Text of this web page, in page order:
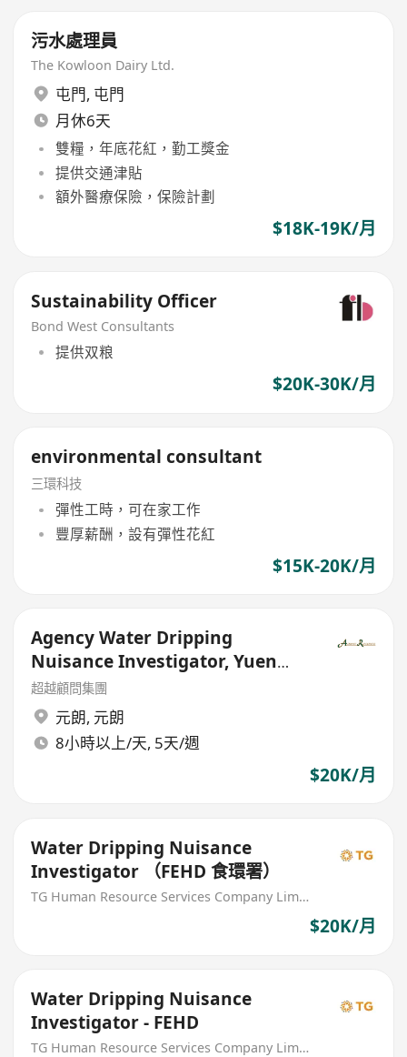
污水處理員
The Kowloon Dairy Ltd.
屯門, 屯門
月休6天
雙糧，年底花紅，勤工獎金
提供交通津貼
額外醫療保險，保險計劃
$18K-19K/月
Sustainability Officer
Bond West Consultants
提供双粮
$20K-30K/月
environmental consultant
三環科技
彈性工時，可在家工作
豐厚薪酬，設有彈性花紅
$15K-20K/月
Agency Water Dripping
Nuisance Investigator, Yuen
Long - Government Outsourced
超越顧問集團
元朗, 元朗
8小時以上/天, 5天/週
$20K/月
Water Dripping Nuisance
Investigator （FEHD 食環署）
TG Human Resource Services Company Limited
$20K/月
Water Dripping Nuisance
Investigator - FEHD
TG Human Resource Services Company Limited